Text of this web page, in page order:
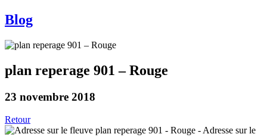
Blog
plan reperage 901 – Rouge
23 novembre 2018
Retour